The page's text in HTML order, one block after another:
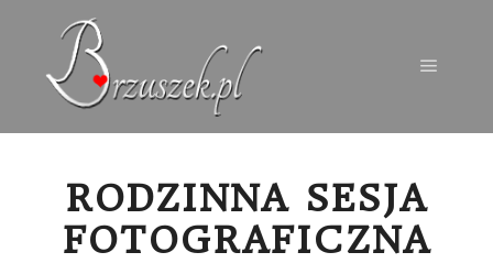
RODZINNA SESJA
FOTOGRAFICZNA